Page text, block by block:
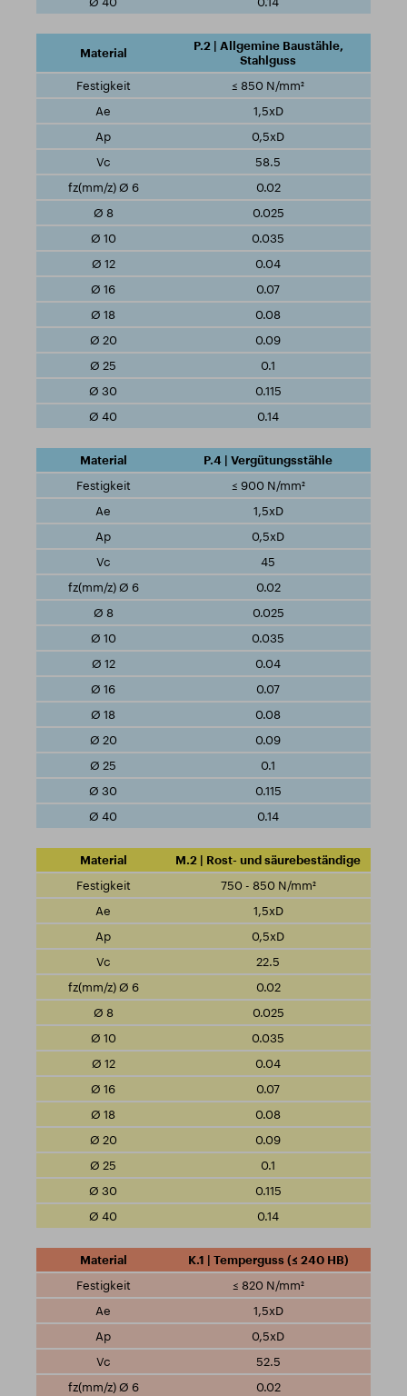
P.2 | Allgemine Baustähle,
Stahlguss
≤ 850 N/mm²
1,5xD
0,5xD
58.5
0.02
0.025
0.035
0.04
0.07
0.08
0.09
0.1
0.115
0.14
P.4 | Vergütungsstähle
≤ 900 N/mm²
1,5xD
0,5xD
45
0.02
0.025
0.035
0.04
0.07
0.08
0.09
0.1
0.115
0.14
M.2 | Rost- und säurebeständige
750 - 850 N/mm²
1,5xD
0,5xD
22.5
0.02
0.025
0.035
0.04
0.07
0.08
0.09
0.1
0.115
0.14
K.1 | Temperguss (≤ 240 HB)
≤ 820 N/mm²
1,5xD
0,5xD
52.5
0.02